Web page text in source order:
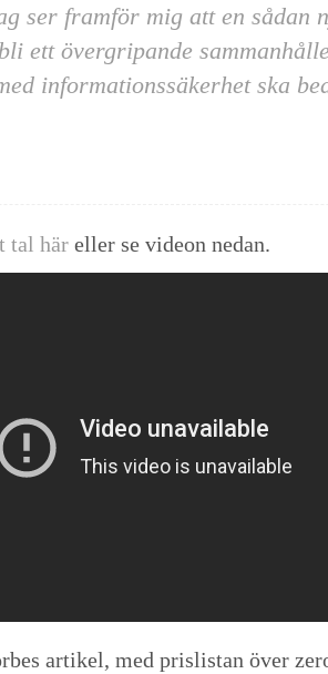
ser framför mig att en sådan
ett övergripande
informationssäkerhet ska
tal här eller se videon nedan.
artikel, med prislistan över